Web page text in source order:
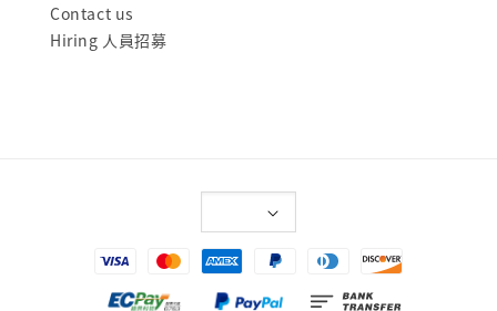
Contact us
Hiring 人員招募